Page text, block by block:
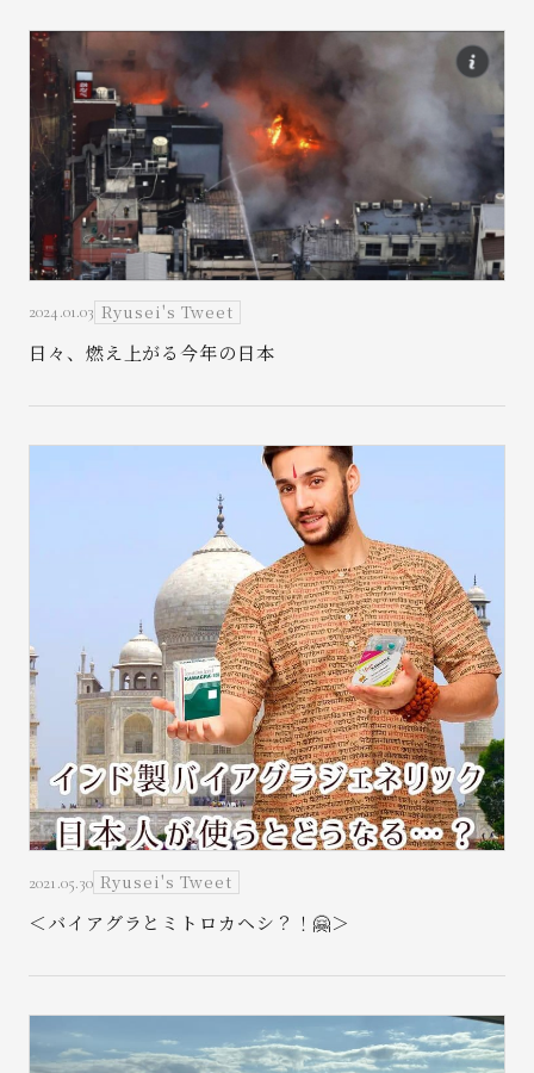
お問い合わせ
2024.01.03 Ryusei's Tweet
日々、燃え上がる今年の日本
2021.05.30 Ryusei's Tweet
＜バイアグラとミトロカヘシ？！🤗＞